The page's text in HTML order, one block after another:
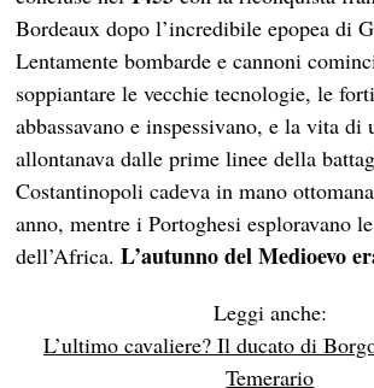
Bordeaux dopo l’incredibile epopea di
Lentamente bombarde e cannoni
soppiantare le vecchie tecnologie, le
abbassavano e inspessivano, e la vita di
allontanava dalle prime linee della
Costantinopoli cadeva in mano
anno, mentre i Portoghesi esploravano
dell’Africa.L’autunno del Medioevo
Leggi anche:
L’ultimo cavaliere? Il ducato di
Temerario